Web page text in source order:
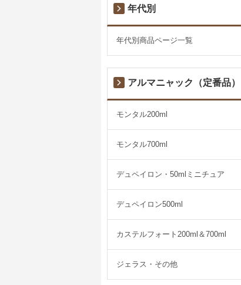
年代別
年代別商品ページ一覧
アルマニャック（定番品）
モンタル200ml
モンタル700ml
デュペイロン・50mlミニチュア
デュペイロン500ml
カステルフォート200ml＆700ml
ジェラス・その他